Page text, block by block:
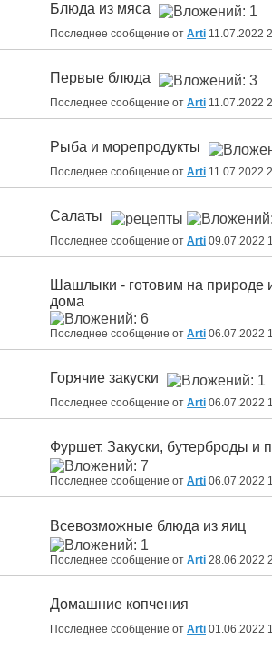
Блюда из мяса
Последнее сообщение от Arti 11.07.2022
Первые блюда
Последнее сообщение от Arti 11.07.2022
Рыба и морепродукты
Последнее сообщение от Arti 11.07.2022
Салаты
Последнее сообщение от Arti 09.07.2022
Шашлыки - готовим на природе
дома
Последнее сообщение от Arti 06.07.2022
Горячие закуски
Последнее сообщение от Arti 06.07.2022
Фуршет. Закуски, бутерброды и
Последнее сообщение от Arti 06.07.2022
Всевозможные блюда из яиц
Последнее сообщение от Arti 28.06.2022
Домашние копчения
Последнее сообщение от Arti 01.06.2022